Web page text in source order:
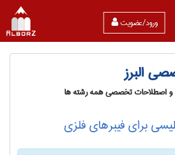
ورود/عضویت
البرز
و اصطلاحات تخصصی همه رشته ها
برای فیبرهای فلزی